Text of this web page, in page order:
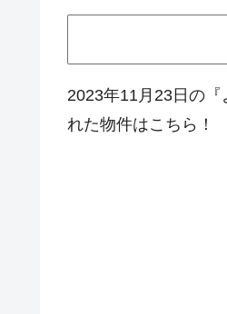
2023年11月23日の『
れた物件はこちら！